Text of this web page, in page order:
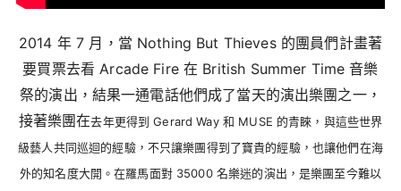
2014 年 7 月，當 Nothing But Thieves 的團員們計畫著
要買票去看 Arcade Fire 在 British Summer Time 音樂
祭的演出，結果一通電話他們成了當天的演出樂團之一，
接著樂團在去年更得到 Gerard Way 和 MUSE 的青睞，與這些世界
級藝人共同巡迴的經驗，不只讓樂團得到了寶貴的經驗，也讓他們在海
外的知名度大開。在羅馬面對 35000 名樂迷的演出，是樂團至今難以